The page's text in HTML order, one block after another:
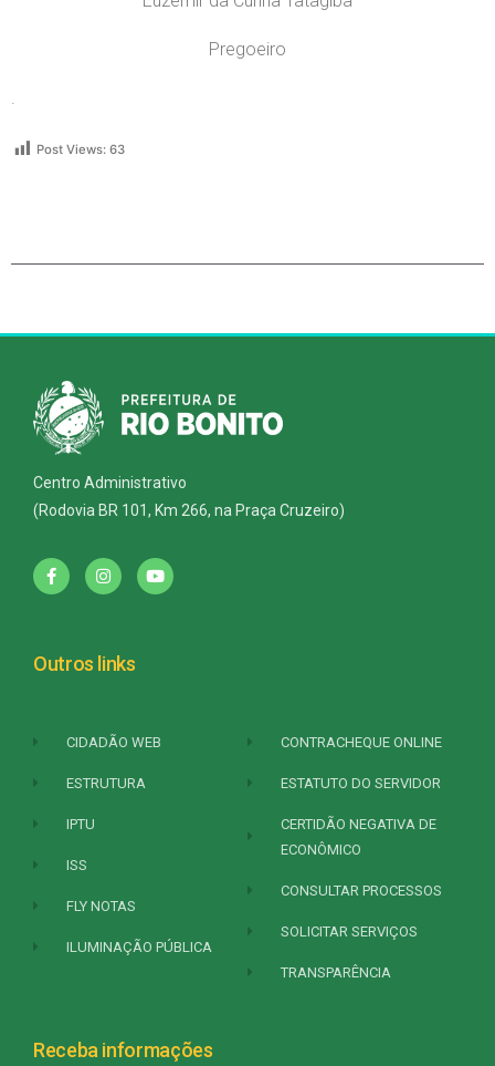
Pregoeiro
.
Post Views: 63
Centro Administrativo
(Rodovia BR 101, Km 266, na Praça Cruzeiro)
Outros links
CIDADÃO WEB
ESTRUTURA
IPTU
ISS
FLY NOTAS
ILUMINAÇÃO PÚBLICA
CONTRACHEQUE ONLINE
ESTATUTO DO SERVIDOR
CERTIDÃO NEGATIVA DE
ECONÔMICO
CONSULTAR PROCESSOS
SOLICITAR SERVIÇOS
TRANSPARÊNCIA
Receba informações